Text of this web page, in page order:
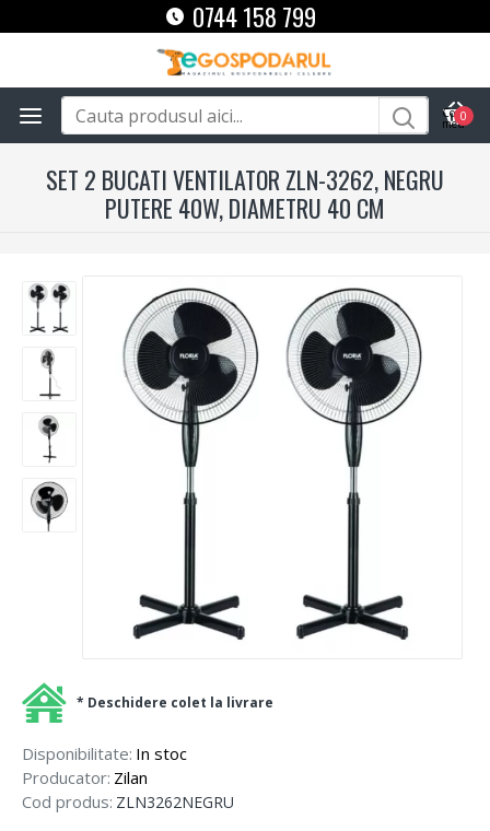
0744 158 799
0
SET 2 BUCATI VENTILATOR ZLN-3262, NEGRU
PUTERE 40W, DIAMETRU 40 CM
Disponibilitate: In stoc
Producator: Zilan
Cod produs: ZLN3262NEGRU
* Deschidere colet la livrare